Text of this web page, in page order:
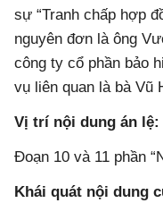
sự “Tranh chấp hợp
nguyên đơn là ông
công ty cổ phần bảo
vụ liên quan là bà Vũ
Vị trí nội dung án lệ:
Đoạn 10 và 11 phần
Khái quát nội dung